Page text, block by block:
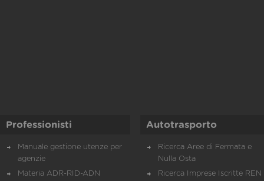
Professionisti
Manuale gestione utenze per
agenzie
Materia ADR-RID-ADN
Autotrasporto
Ricerca Aree di Fermata e
Nulla Osta
Ricerca Imprese Iscritte REN